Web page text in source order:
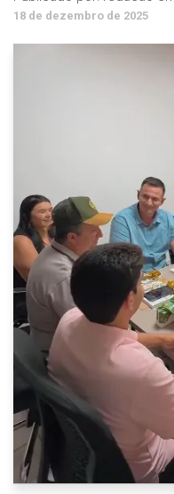
18 de dezembro de 2025